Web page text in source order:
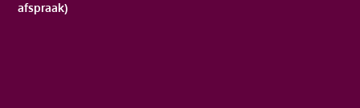
afspraak)